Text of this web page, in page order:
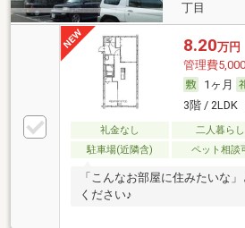
丁目
8.20万円
管理費
1ヶ月
3階 / 2LDK
礼金なし 二人暮らし
駐車場(近隣含)
ペット相談
「こんなお部屋に住みたいな
ください♪